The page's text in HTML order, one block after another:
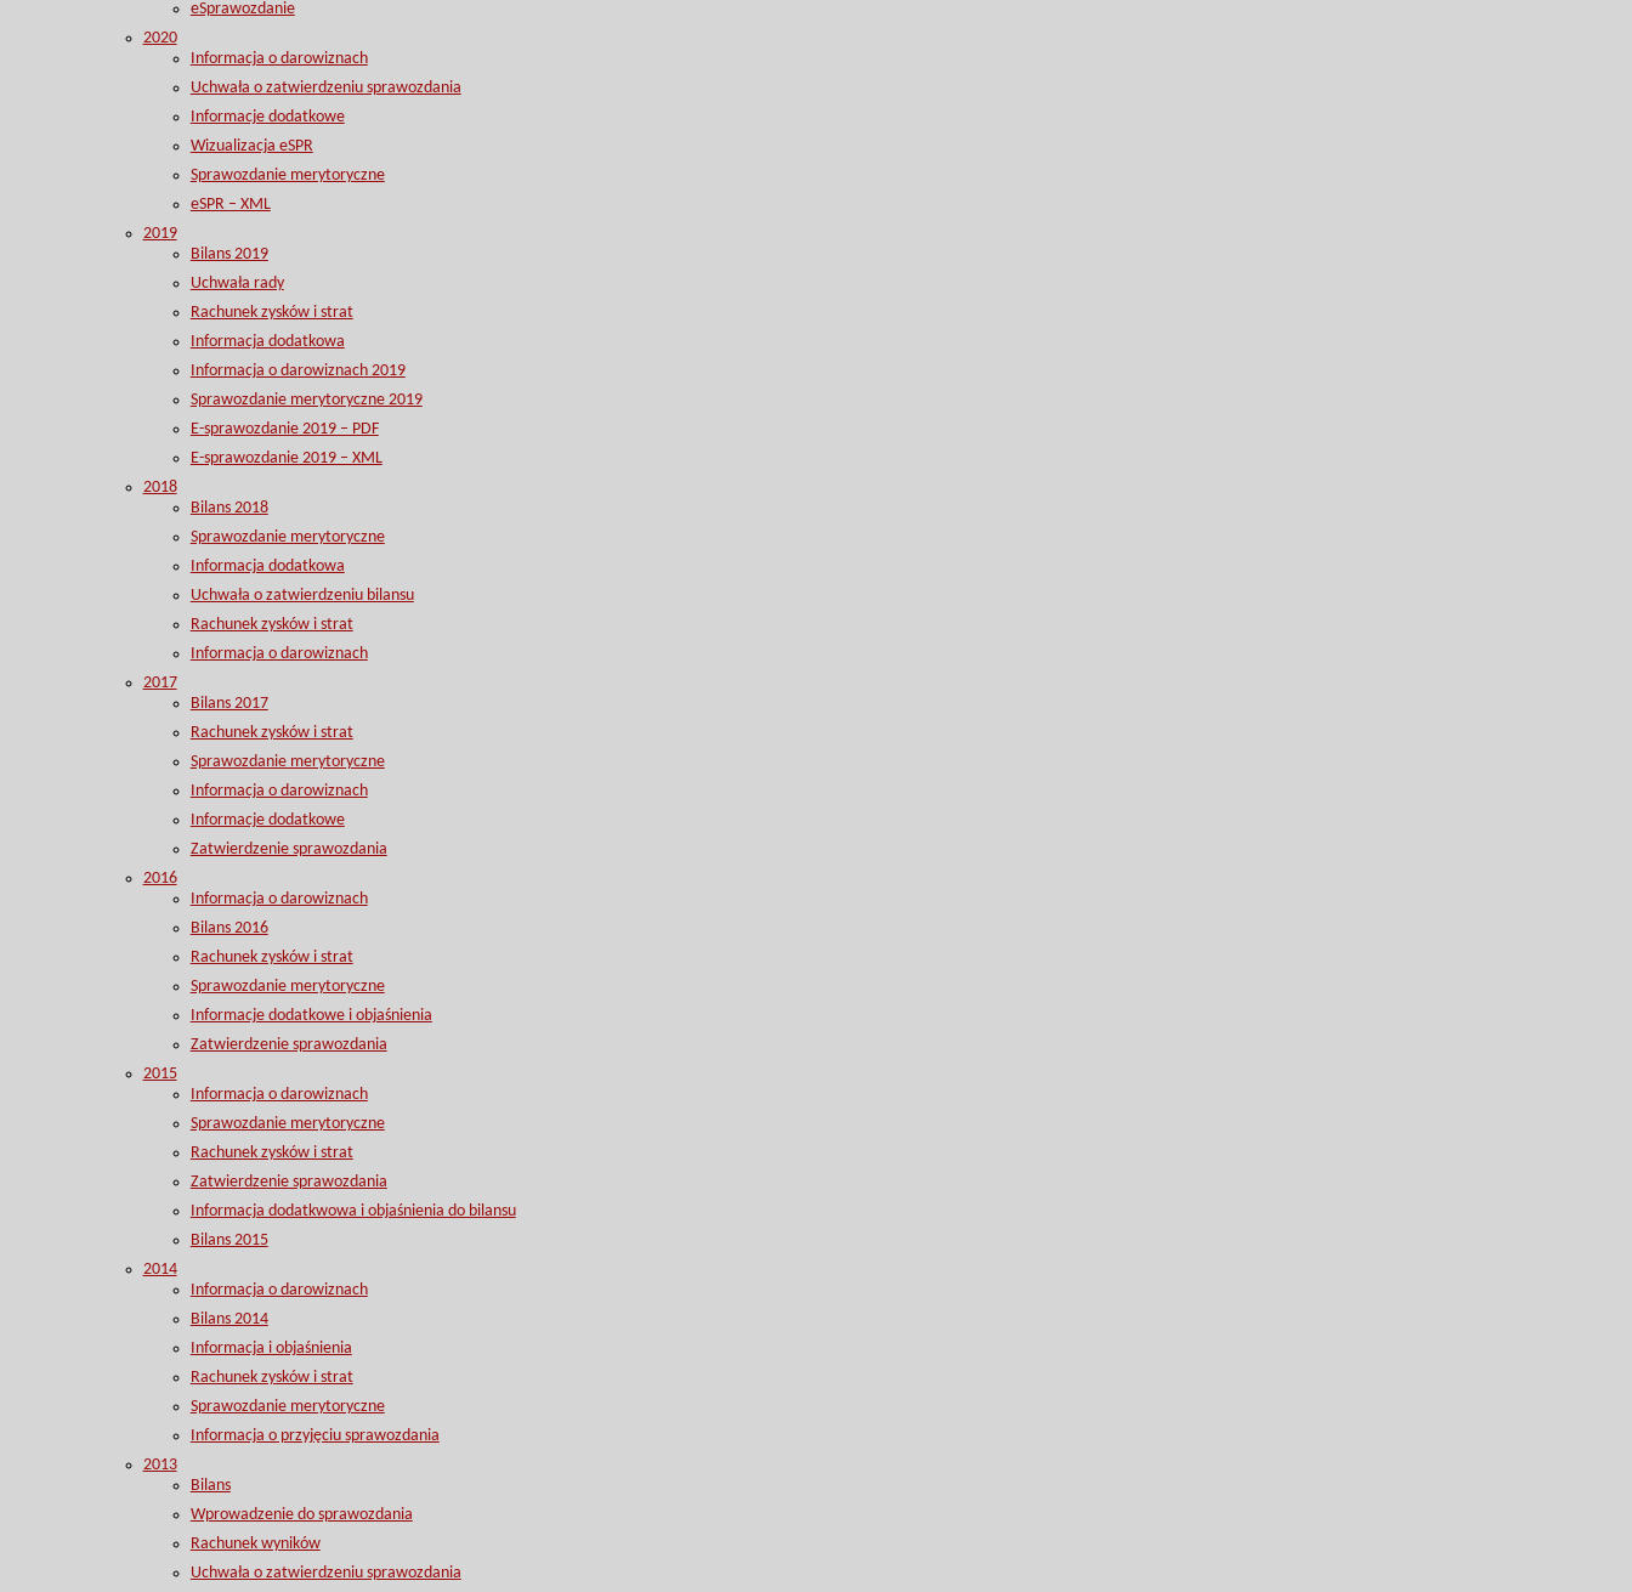
eSprawozdanie
2020
Informacja o darowiznach
Uchwała o zatwierdzeniu sprawozdania
Informacje dodatkowe
Wizualizacja eSPR
Sprawozdanie merytoryczne
eSPR – XML
2019
Bilans 2019
Uchwała rady
Rachunek zysków i strat
Informacja dodatkowa
Informacja o darowiznach 2019
Sprawozdanie merytoryczne 2019
E-sprawozdanie 2019 – PDF
E-sprawozdanie 2019 – XML
2018
Bilans 2018
Sprawozdanie merytoryczne
Informacja dodatkowa
Uchwała o zatwierdzeniu bilansu
Rachunek zysków i strat
Informacja o darowiznach
2017
Bilans 2017
Rachunek zysków i strat
Sprawozdanie merytoryczne
Informacja o darowiznach
Informacje dodatkowe
Zatwierdzenie sprawozdania
2016
Informacja o darowiznach
Bilans 2016
Rachunek zysków i strat
Sprawozdanie merytoryczne
Informacje dodatkowe i objaśnienia
Zatwierdzenie sprawozdania
2015
Informacja o darowiznach
Sprawozdanie merytoryczne
Rachunek zysków i strat
Zatwierdzenie sprawozdania
Informacja dodatkwowa i objaśnienia do bilansu
Bilans 2015
2014
Informacja o darowiznach
Bilans 2014
Informacja i objaśnienia
Rachunek zysków i strat
Sprawozdanie merytoryczne
Informacja o przyjęciu sprawozdania
2013
Bilans
Wprowadzenie do sprawozdania
Rachunek wyników
Uchwała o zatwierdzeniu sprawozdania